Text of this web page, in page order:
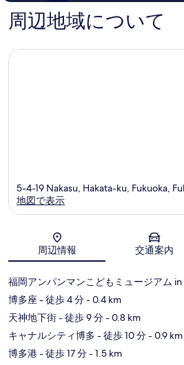
ツ)
中
区
の
口
ミ
周辺地域について
地図
5-4-19 Nakasu, Hakata-ku, Fukuoka,
地図で表示
周辺情報 交通案内
福岡アンパンマンこどもミュージアム
博多座 - 徒歩 4 分- 0.4 km
天神地下街- 徒歩 9 分- 0.8 km
キャナルシティ博多 - 徒歩 10 分- 0.9 km
博多港- 徒歩 17 分- 1.5 km